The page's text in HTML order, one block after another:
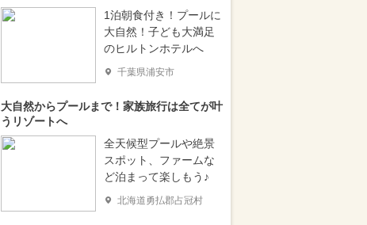
1泊朝食付き！プールに
大自然！子ども大満足
のヒルトンホテルへ
千葉県浦安市
大自然からプールまで！家族旅行は全てが叶
うリゾートへ
全天候型プールや絶景
スポット、ファームな
ど泊まって楽しもう♪
北海道勇払郡占冠村